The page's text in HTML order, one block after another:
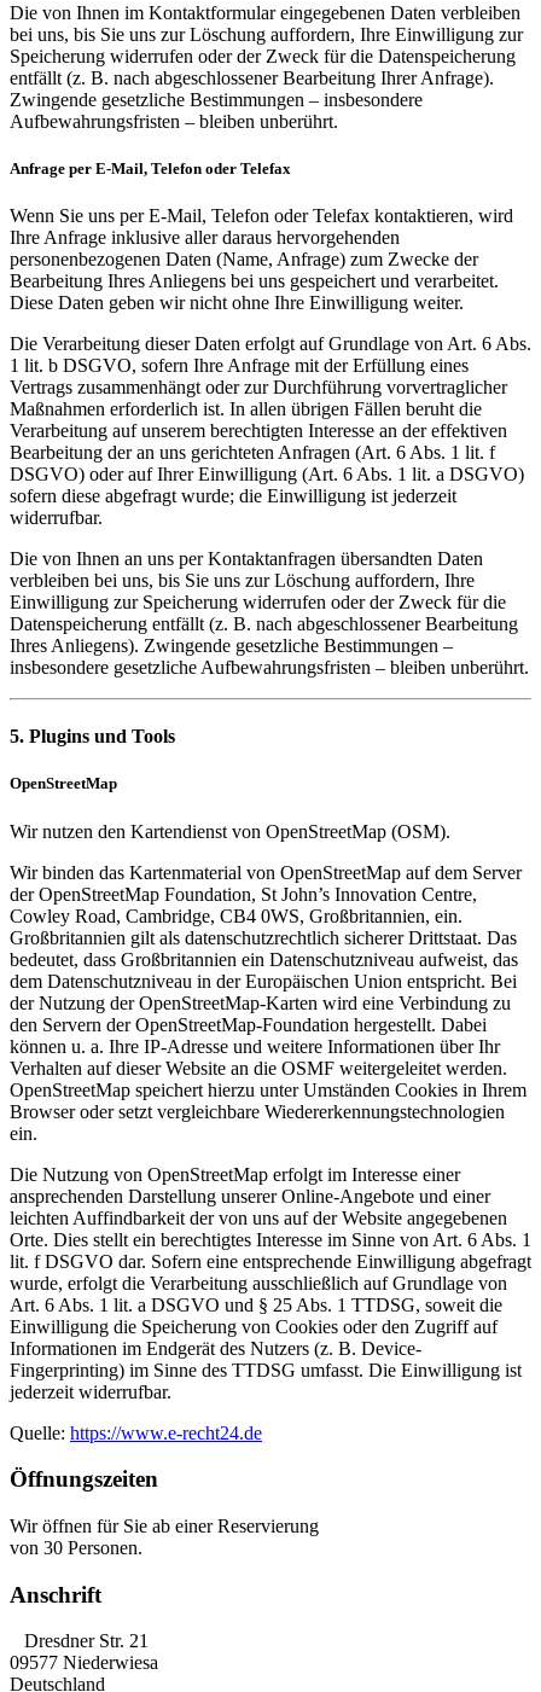
Die von Ihnen im Kontaktformular eingegebenen Daten verbleiben
bei uns, bis Sie uns zur Löschung auffordern, Ihre Einwilligung zur
Speicherung widerrufen oder der Zweck für die Datenspeicherung
entfällt (z. B. nach abgeschlossener Bearbeitung Ihrer Anfrage).
Zwingende gesetzliche Bestimmungen – insbesondere
Aufbewahrungsfristen – bleiben unberührt.
Anfrage per E-Mail, Telefon oder Telefax
Wenn Sie uns per E-Mail, Telefon oder Telefax kontaktieren, wird
Ihre Anfrage inklusive aller daraus hervorgehenden
personenbezogenen Daten (Name, Anfrage) zum Zwecke der
Bearbeitung Ihres Anliegens bei uns gespeichert und verarbeitet.
Diese Daten geben wir nicht ohne Ihre Einwilligung weiter.
Die Verarbeitung dieser Daten erfolgt auf Grundlage von Art. 6 Abs.
1 lit. b DSGVO, sofern Ihre Anfrage mit der Erfüllung eines
Vertrags zusammenhängt oder zur Durchführung vorvertraglicher
Maßnahmen erforderlich ist. In allen übrigen Fällen beruht die
Verarbeitung auf unserem berechtigten Interesse an der effektiven
Bearbeitung der an uns gerichteten Anfragen (Art. 6 Abs. 1 lit. f
DSGVO) oder auf Ihrer Einwilligung (Art. 6 Abs. 1 lit. a DSGVO)
sofern diese abgefragt wurde; die Einwilligung ist jederzeit
widerrufbar.
Die von Ihnen an uns per Kontaktanfragen übersandten Daten
verbleiben bei uns, bis Sie uns zur Löschung auffordern, Ihre
Einwilligung zur Speicherung widerrufen oder der Zweck für die
Datenspeicherung entfällt (z. B. nach abgeschlossener Bearbeitung
Ihres Anliegens). Zwingende gesetzliche Bestimmungen –
insbesondere gesetzliche Aufbewahrungsfristen – bleiben unberührt.
5. Plugins und Tools
OpenStreetMap
Wir nutzen den Kartendienst von OpenStreetMap (OSM).
Wir binden das Kartenmaterial von OpenStreetMap auf dem Server
der OpenStreetMap Foundation, St John’s Innovation Centre,
Cowley Road, Cambridge, CB4 0WS, Großbritannien, ein.
Großbritannien gilt als datenschutzrechtlich sicherer Drittstaat. Das
bedeutet, dass Großbritannien ein Datenschutzniveau aufweist, das
dem Datenschutzniveau in der Europäischen Union entspricht. Bei
der Nutzung der OpenStreetMap-Karten wird eine Verbindung zu
den Servern der OpenStreetMap-Foundation hergestellt. Dabei
können u. a. Ihre IP-Adresse und weitere Informationen über Ihr
Verhalten auf dieser Website an die OSMF weitergeleitet werden.
OpenStreetMap speichert hierzu unter Umständen Cookies in Ihrem
Browser oder setzt vergleichbare Wiedererkennungstechnologien
ein.
Die Nutzung von OpenStreetMap erfolgt im Interesse einer
ansprechenden Darstellung unserer Online-Angebote und einer
leichten Auffindbarkeit der von uns auf der Website angegebenen
Orte. Dies stellt ein berechtigtes Interesse im Sinne von Art. 6 Abs. 1
lit. f DSGVO dar. Sofern eine entsprechende Einwilligung abgefragt
wurde, erfolgt die Verarbeitung ausschließlich auf Grundlage von
Art. 6 Abs. 1 lit. a DSGVO und § 25 Abs. 1 TTDSG, soweit die
Einwilligung die Speicherung von Cookies oder den Zugriff auf
Informationen im Endgerät des Nutzers (z. B. Device-
Fingerprinting) im Sinne des TTDSG umfasst. Die Einwilligung ist
jederzeit widerrufbar.
Quelle: https://www.e-recht24.de
Öffnungszeiten
Wir öffnen für Sie ab einer Reservierung
von 30 Personen. ​
Anschrift
Dresdner Str. 21
09577 Niederwiesa
Deutschland